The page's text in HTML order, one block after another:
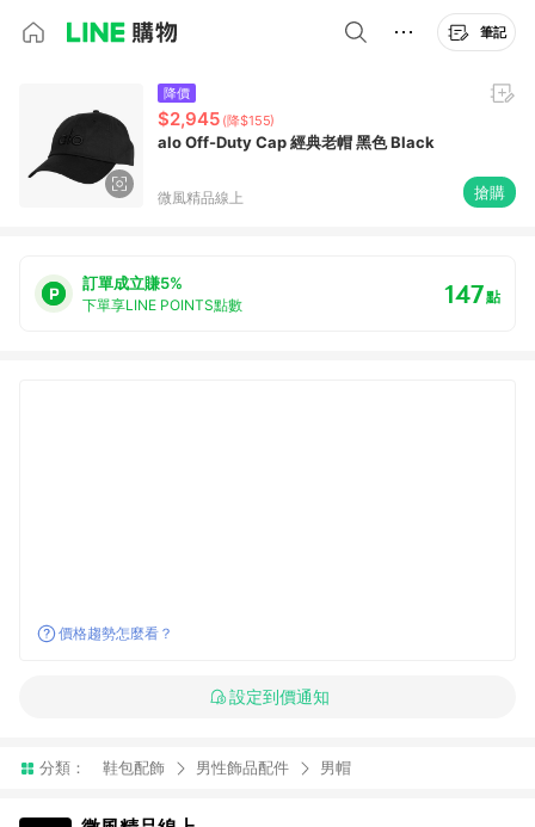
筆記
降價
$2,945 (降$155)
alo Off-Duty Cap 經典老帽 黑色 Black
微風精品線上 搶購
訂單成立賺5%
下單享LINE POINTS點數 147點
價格趨勢怎麼看？
設定到價通知
分類： 鞋包配飾 男性飾品配件 男帽